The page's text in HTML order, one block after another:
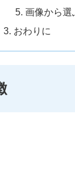
画像から
おわりに